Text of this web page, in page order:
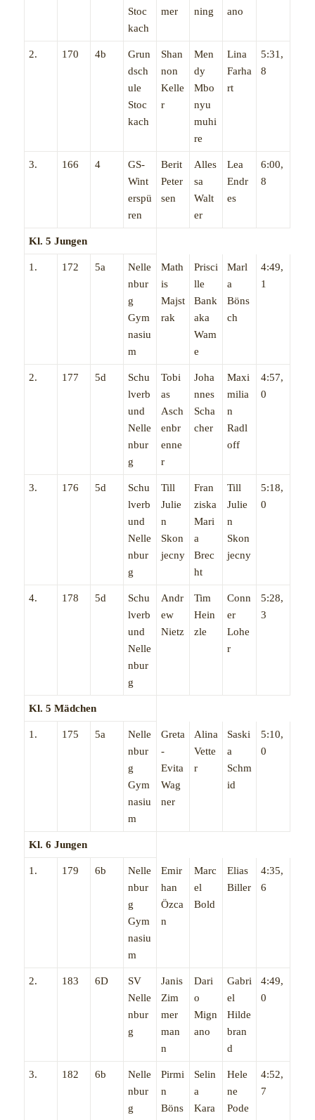
Stoc
kach
mer
ning
ano
2. 170 4b
Grun
dsch
ule
Stoc
kach
Shan
non
Kelle
r
Men
dy
Mbo
nyu
muhi
re
Lina
Farha
rt
5:31,
8
3. 166 4
GS-
Wint
erspü
ren
Berit
Peter
sen
Alles
sa
Walt
er
Lea
Endr
es
6:00,
8
Kl. 5 Jungen
1. 172 5a
Nelle
nbur
g
Gym
nasiu
m
Math
is
Majst
rak
Prisci
lle
Bank
aka
Wam
e
Marl
a
Böns
ch
4:49,
1
2. 177 5d
Schu
lverb
und
Nelle
nbur
g
Tobi
as
Asch
enbr
enne
r
Joha
nnes
Scha
cher
Maxi
milia
n
Radl
off
4:57,
0
3. 176 5d
Schu
lverb
und
Nelle
nbur
g
Till
Julie
n
Skon
jecny
Fran
ziska
Mari
a
Brec
ht
Till
Julie
n
Skon
jecny
5:18,
0
4. 178 5d
Schu
lverb
und
Nelle
nbur
g
Andr
ew
Nietz
Tim
Hein
zle
Conn
er
Lohe
r
5:28,
3
Kl. 5 Mädchen
1. 175 5a
Nelle
nbur
g
Gym
nasiu
m
Greta
-
Evita
Wag
ner
Alina
Vette
r
Saski
a
Schm
id
5:10,
0
Kl. 6 Jungen
1. 179 6b
Nelle
nbur
g
Gym
nasiu
m
Emir
han
Özca
n
Marc
el
Bold
Elias
Biller
4:35,
6
2. 183 6D
SV
Nelle
nbur
g
Janis
Zim
mer
man
n
Dari
o
Mign
ano
Gabri
el
Hilde
bran
d
4:49,
0
3. 182 6b
Nelle
nbur
g
Pirmi
n
Böns
Selin
a
Kara
Hele
ne
Pode
4:52,
7